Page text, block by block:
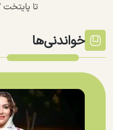
تا پایتخت ۷
خواندنی‌ها